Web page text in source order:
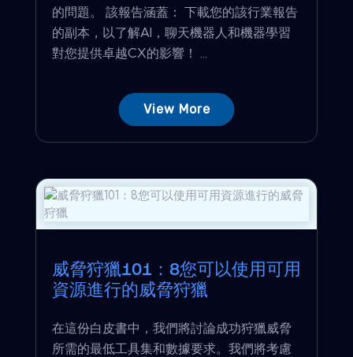
的問題。 該報告涵蓋： 下載您的該行業報告
的副本，以了解AI，聊天機器人和機器學習
對您提供卓越CX的影響！ ...
View More
威脅狩獵101：8您可以使用可用
資源進行的威脅狩獵
在這份白皮書中，我們將討論成功狩獵威脅
所需的最低工具集和數據要求。我們將考慮